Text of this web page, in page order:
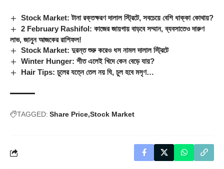
Stock Market: টানা রক্তক্ষরণ দালাল স্ট্রিটে, সবচেয়ে বেশি ধাক্কা কোথায়?
2 February Rashifol: কাজের জায়গায় বাড়বে সম্মান, ব্যবসাতেও দারুণ
লাভ, জানুন আজকের রাশিফল!
Stock Market: দুরন্ত শুরু করেও ধস নামল দালাল স্ট্রিটে
Winter Hunger: শীত এলেই খিদে কেন বেড়ে যায়?
Hair Tips: চুলের যত্নে তেল নয় ঘি, চুল হবে মসৃণ…
TAGGED: Share Price Stock Market